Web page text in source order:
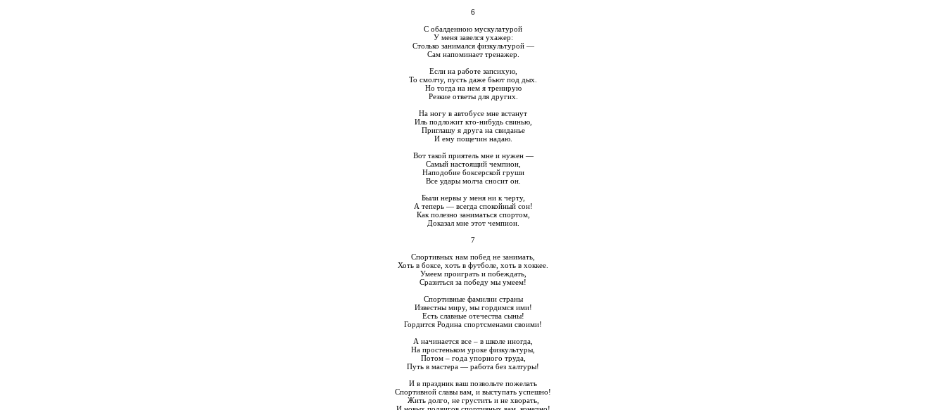
6
С обалденною мускулатурой
У меня завелся ухажер:
Столько занимался физкультурой —
Сам напоминает тренажер.
Если на работе запсихую,
То смолчу, пусть даже бьют под дых.
Но тогда на нем я тренирую
Резкие ответы для других.
На ногу в автобусе мне встанут
Иль подложит кто-нибудь свинью,
Приглашу я друга на свиданье
И ему пощечин надаю.
Вот такой приятель мне и нужен —
Самый настоящий чемпион,
Наподобие боксерской груши
Все удары молча сносит он.
Были нервы у меня ни к черту,
А теперь — всегда спокойный сон!
Как полезно заниматься спортом,
Доказал мне этот чемпион.
7
Спортивных нам побед не занимать,
Хоть в боксе, хоть в футболе, хоть в хоккее.
Умеем проиграть и побеждать,
Сразиться за победу мы умеем!
Спортивные фамилии страны
Известны миру, мы гордимся ими!
Есть славные отечества сыны!
Гордится Родина спортсменами своими!
А начинается все – в школе иногда,
На простеньком уроке физкультуры,
Потом – года упорного труда,
Путь в мастера — работа без халтуры!
И в праздник ваш позвольте пожелать
Спортивной славы вам, и выступать успешно!
Жить долго, не грустить и не хворать,